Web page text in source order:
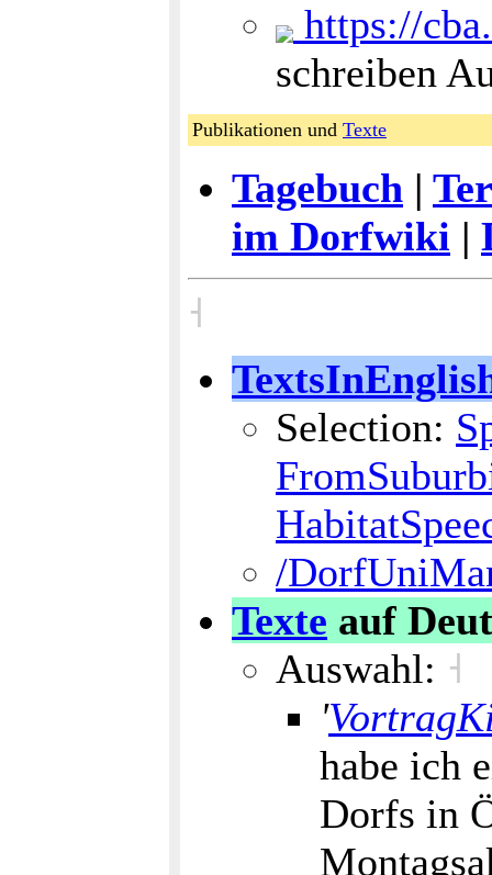
https://
schreiben
Publikationen und Texte
Tagebuch |
im Dorfwiki |
˧
Selection:
/
Texte auf
Auswahl: ˧
'
habe ich
Dorfs in